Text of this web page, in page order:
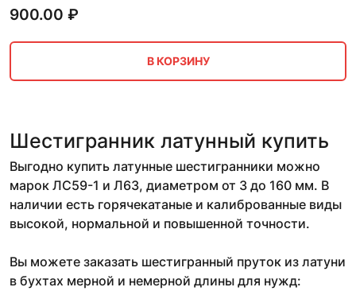
900.00 ₽
В КОРЗИНУ
Шестигранник латунный купить
Выгодно купить латунные шестигранники можно
марок ЛС59-1 и Л63, диаметром от 3 до 160 мм. В
наличии есть горячекатаные и калиброванные виды
высокой, нормальной и повышенной точности.
Вы можете заказать шестигранный пруток из латуни
в бухтах мерной и немерной длины для нужд: